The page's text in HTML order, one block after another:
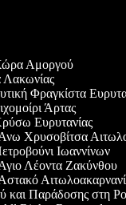
Αμοργού
Λακωνίας
Φραγκίστα
Άρτας
Ευρυτανίας
Χρυσοβίτσα
Ιωαννίνων
Λέοντα Ζακύνθου
και Παράδοσης στη